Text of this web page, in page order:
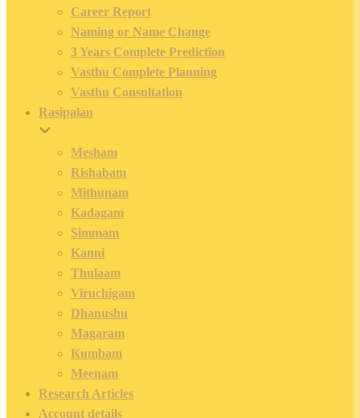
Career Report
Naming or Name Change
3 Years Complete Prediction
Vasthu Complete Planning
Vasthu Consultation
Rasipalan
Mesham
Rishabam
Mithunam
Kadagam
Simmam
Kanni
Thulaam
Viruchigam
Dhanushu
Magaram
Kumbam
Meenam
Research Articles
Account details